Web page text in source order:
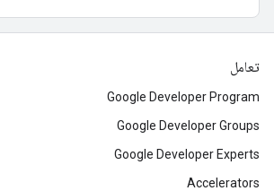
تعامل
Google Developer Program
Google Developer Groups
Google Developer Experts
Accelerators